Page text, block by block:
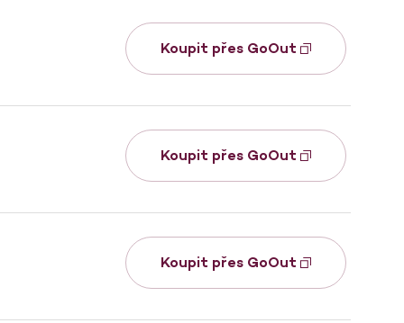
Koupit přes GoOut
Koupit přes GoOut
Koupit přes GoOut